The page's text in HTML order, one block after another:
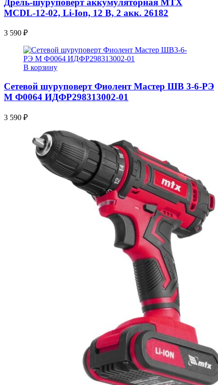
MCDL-12-02, Li-Ion, 12 В, 2 акк. 26182
3 590 ₽
В корзину
Сетевой шуруповерт Фиолент Мастер ШВ 3-6-РЭ
М Ф0064 ИДФР298313002-01
3 590 ₽